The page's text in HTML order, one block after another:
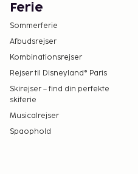
Ferie
Sommerferie
Afbudsrejser
Kombinationsrejser
Rejser til Disneyland® Paris
Skirejser – find din perfekte
skiferie
Musicalrejser
Spaophold